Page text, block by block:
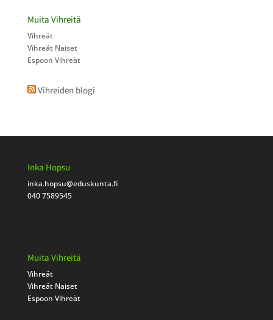
Muita Vihreitä
Vihreät
Vihreät Naiset
Espoon Vihreät
Vihreiden blogi
Inka Hopsu
inka.hopsu@eduskunta.fi
040 7589545
Muita Vihreitä
Vihreät
Vihreät Naiset
Espoon Vihreät